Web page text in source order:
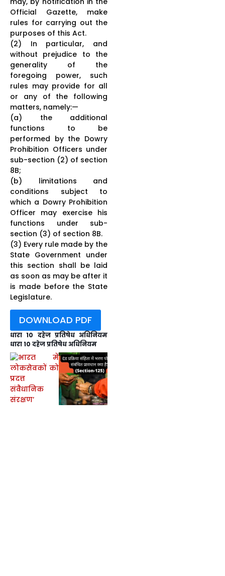
Official Gazette, make
rules for carrying out the
purposes of this Act.
(2) In particular, and
without prejudice to the
generality of the
foregoing power, such
rules may provide for all
or any of the following
matters, namely:—
(a) the additional
functions to be
performed by the Dowry
Prohibition Officers under
sub-section (2) of section
8B;
(b) limitations and
conditions subject to
which a Dowry Prohibition
Officer may exercise his
functions under sub-
section (3) of section 8B.
(3) Every rule made by the
State Government under
this section shall be laid
as soon as may be after it
is made before the State
Legislature.
DOWNLOAD PDF
धारा 10 दहेज प्रतिषेध अधिनियम
धारा 10 दहेज प्रतिषेध अधिनियम